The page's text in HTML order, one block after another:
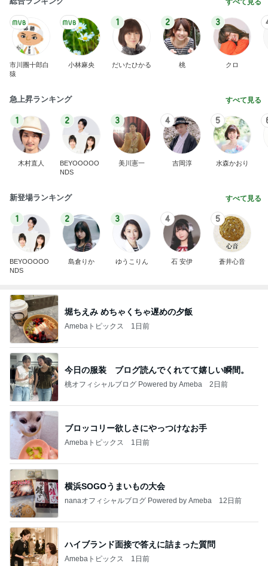
すべて見る
市川團十郎白
猿
小林麻央
1
だいたひかる
2
桃
3
クロ
急上昇ランキング すべて見る
1
木村直人
2
BEYOOOOO
NDS
3
美川憲一
4
吉岡淳
5
水森かおり
新登場ランキング すべて見る
1
BEYOOOOO
NDS
2
島倉りか
3
ゆうこりん
4
石 安伊
5
蒼井心音
堀ちえみ めちゃくちゃ遅めの夕飯
Amebaトピックス 1日前
今日の服装 ブログ読んでくれてて嬉しい瞬間。
桃オフィシャルブログ Powered by Ameba 2日前
ブロッコリー欲しさにやっつけなお手
Amebaトピックス 1日前
横浜SOGOうまいもの大会
nanaオフィシャルブログ Powered by Ameba 12日前
ハイブランド面接で答えに詰まった質問
Amebaトピックス 1日前